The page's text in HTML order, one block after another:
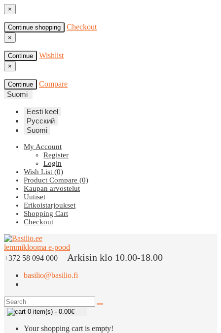
×
Continue shopping Checkout
×
Continue Wishlist
×
Continue
Compare
Suomi
Eesti keel
Русский
Suomi
My Account
Register
Login
Wish List (0)
Product Compare (0)
Kaupan arvostelut
Uutiset
Erikoistarjoukset
Shopping Cart
Checkout
+372 58 094 000 Arkisin klo 10.00-18.00
basilio@basilio.fi
0 item(s) - 0.00€
Your shopping cart is empty!